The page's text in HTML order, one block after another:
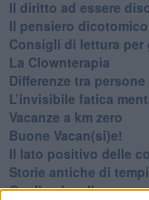
​Il diritto ad essere
​Il pensiero
​Consigli di lettura
​La Clownterapia
​Differenze tra
L’invisibile fatica
Vacanze a km zero
​Buone Vacan(si)e!
​Il lato positivo delle
​Storie antiche di
​Quello che alle